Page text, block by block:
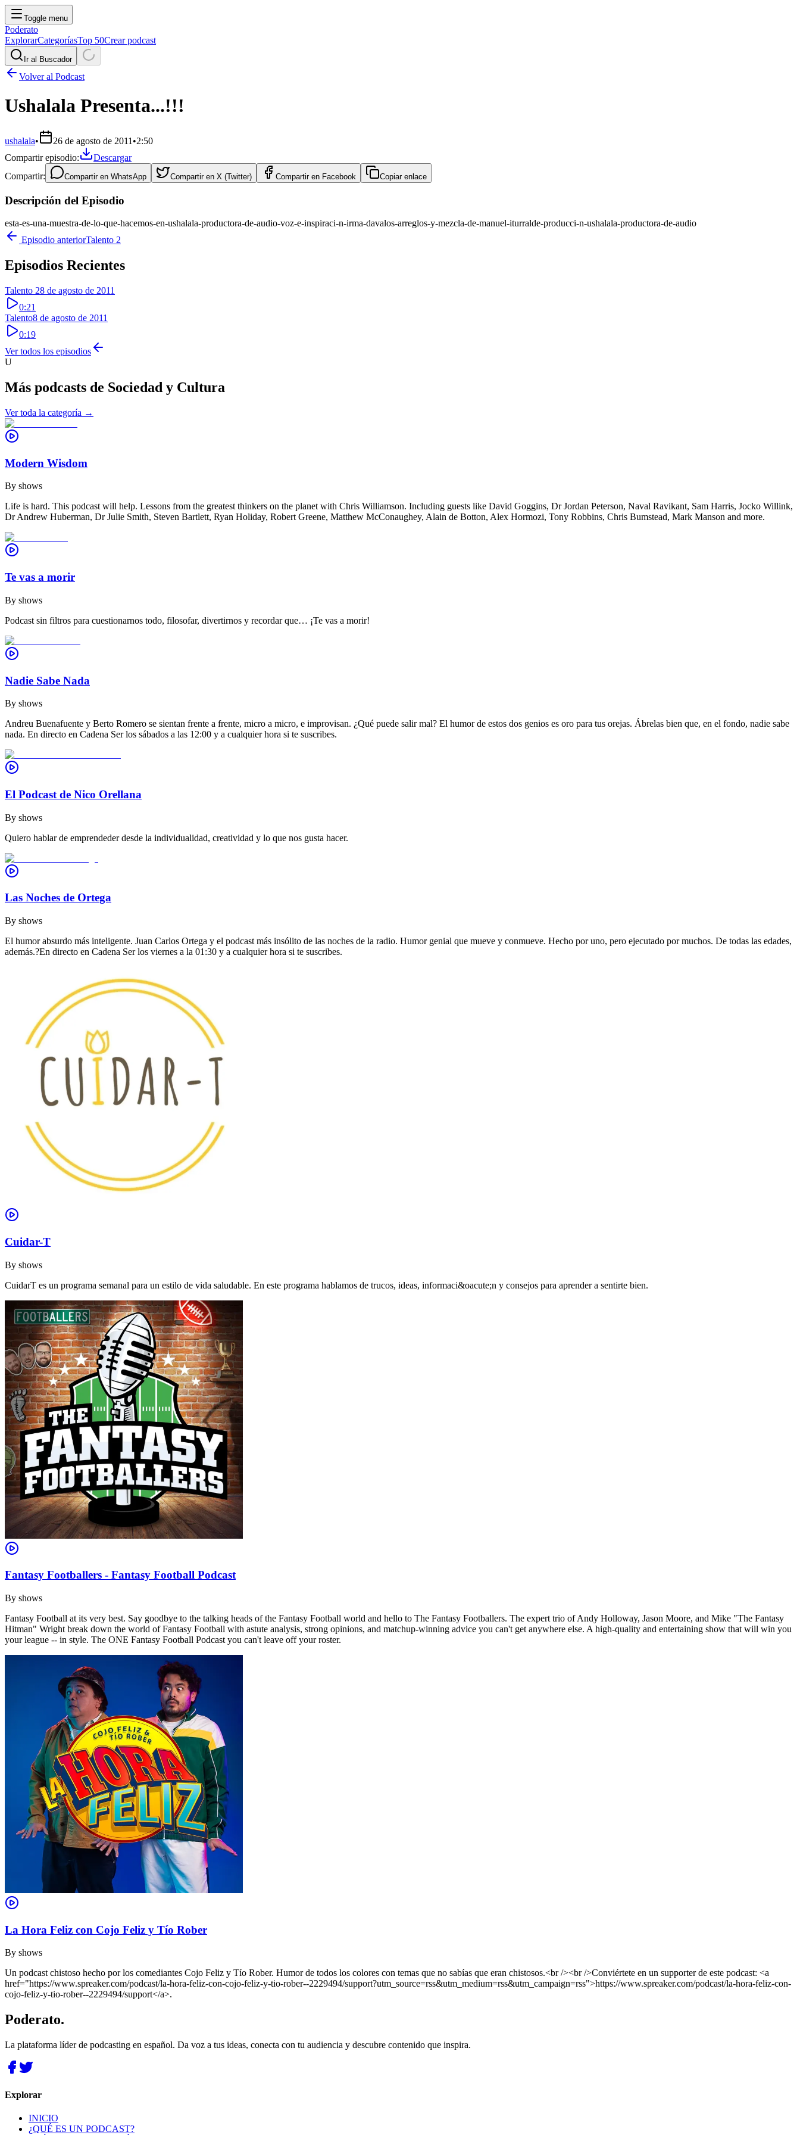
Toggle menu
Poderato
ExplorarCategoríasTop 50Crear podcast
Ir al Buscador
Volver al Podcast
Ushalala Presenta...!!!
ushalala• 26 de agosto de 2011 •2:50
Compartir episodio:
Descargar
Compartir:
Compartir en WhatsApp Compartir en X (Twitter) Compartir en Facebook Copiar enlace
Descripción del Episodio
esta-es-una-muestra-de-lo-que-hacemos-en-ushalala-productora-de-audio-voz-e-inspiraci-n-irma-davalos-arreglos-y-mezcla-de-manuel-iturralde-producci-n-ushalala-productora-de-audio
Episodio anteriorTalento 2
Episodios Recientes
Talento 28 de agosto de 2011
0:21
Talento8 de agosto de 2011
0:19
Ver todos los episodios
U
Más podcasts de Sociedad y Cultura
Ver toda la categoría →
Modern Wisdom
By shows
Life is hard. This podcast will help. Lessons from the greatest thinkers on the planet with Chris Williamson. Including guests like David Goggins, Dr Jordan Peterson, Naval Ravikant, Sam Harris, Jocko Willink,
Dr Andrew Huberman, Dr Julie Smith, Steven Bartlett, Ryan Holiday, Robert Greene, Matthew McConaughey, Alain de Botton, Alex Hormozi, Tony Robbins, Chris Bumstead, Mark Manson and more.
Te vas a morir
By shows
Podcast sin filtros para cuestionarnos todo, filosofar, divertirnos y recordar que… ¡Te vas a morir!
Nadie Sabe Nada
By shows
Andreu Buenafuente y Berto Romero se sientan frente a frente, micro a micro, e improvisan. ¿Qué puede salir mal? El humor de estos dos genios es oro para tus orejas. Ábrelas bien que, en el fondo, nadie sabe
nada. En directo en Cadena Ser los sábados a las 12:00 y a cualquier hora si te suscribes.
El Podcast de Nico Orellana
By shows
Quiero hablar de emprendeder desde la individualidad, creatividad y lo que nos gusta hacer.
Las Noches de Ortega
By shows
El humor absurdo más inteligente. Juan Carlos Ortega y el podcast más insólito de las noches de la radio. Humor genial que mueve y conmueve. Hecho por uno, pero ejecutado por muchos. De todas las edades,
además.?En directo en Cadena Ser los viernes a la 01:30 y a cualquier hora si te suscribes.
Cuidar-T
By shows
CuidarT es un programa semanal para un estilo de vida saludable. En este programa hablamos de trucos, ideas, informaci&oacute;n y consejos para aprender a sentirte bien.
Fantasy Footballers - Fantasy Football Podcast
By shows
Fantasy Football at its very best. Say goodbye to the talking heads of the Fantasy Football world and hello to The Fantasy Footballers. The expert trio of Andy Holloway, Jason Moore, and Mike "The Fantasy
Hitman" Wright break down the world of Fantasy Football with astute analysis, strong opinions, and matchup-winning advice you can't get anywhere else. A high-quality and entertaining show that will win you
your league -- in style. The ONE Fantasy Football Podcast you can't leave off your roster.
La Hora Feliz con Cojo Feliz y Tío Rober
By shows
Un podcast chistoso hecho por los comediantes Cojo Feliz y Tío Rober. Humor de todos los colores con temas que no sabías que eran chistosos.<br /><br />Conviértete en un supporter de este podcast: <a
href="https://www.spreaker.com/podcast/la-hora-feliz-con-cojo-feliz-y-tio-rober--2229494/support?utm_source=rss&utm_medium=rss&utm_campaign=rss">https://www.spreaker.com/podcast/la-hora-feliz-con-
cojo-feliz-y-tio-rober--2229494/support</a>.
Poderato.
La plataforma líder de podcasting en español. Da voz a tus ideas, conecta con tu audiencia y descubre contenido que inspira.
Explorar
INICIO
¿QUÉ ES UN PODCAST?